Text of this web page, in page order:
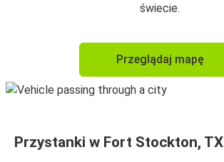
świecie.
Przeglądaj mapę
Przystanki w Fort Stockton, TX